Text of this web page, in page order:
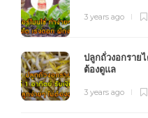
3 years ago
ปลูกถั่วงอกราย
ต้องดูแล
3 years ago